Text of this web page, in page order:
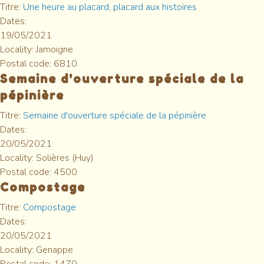
Titre: Une heure au placard, placard aux histoires
Dates:
19/05/2021
Locality:Jamoigne
Postal code: 6810
Semaine d'ouverture spéciale de la
pépinière
Titre: Semaine d'ouverture spéciale de la pépinière
Dates:
20/05/2021
Locality: Solières (Huy)
Postal code: 4500
Compostage
Titre: Compostage
Dates:
20/05/2021
Locality: Genappe